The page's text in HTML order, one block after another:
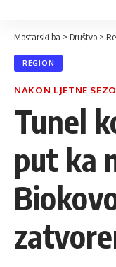
Mostarski.ba > Društvo >
REGION
NAKON LJETNE
Tunel
put ka